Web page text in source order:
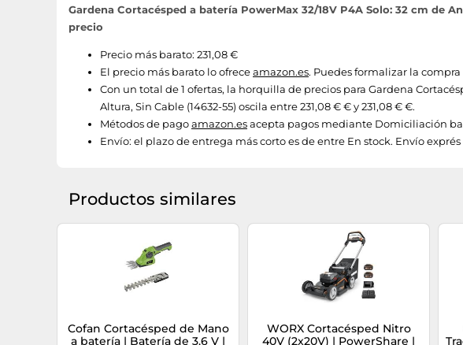
Gardena Cortacésped a batería PowerMax 32/18V P4A Solo: 32 cm de
precio
Precio más barato: 231,08 €
El precio más barato lo ofreceamazon.es. Puedes formalizar la
Con un total de 1 ofertas, la horquilla de precios para Gardena
Altura, Sin Cable (14632-55) oscila entre 231,08 € € y 231,08 € €.
Métodos de pagoamazon.esacepta pagos mediante Domiciliación
Envío: el plazo de entrega más corto es de entre En stock. Envío
Productos similares
Cofan Cortacésped de Mano
a batería | Batería de 3.6 V |
WORX Cortacésped Nitro
40V (2x20V) | PowerShare |